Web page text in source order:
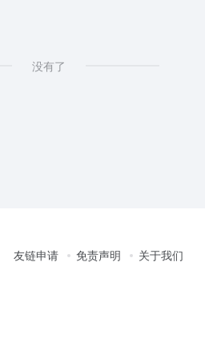
没有了
友链申请 免责声明 关于我们